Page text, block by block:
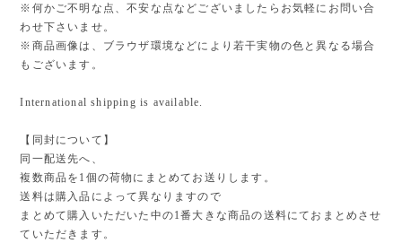
※何かご不明な点、不安な点などございましたらお気軽にお問い合
わせ下さいませ。
※商品画像は、ブラウザ環境などにより若干実物の色と異なる場合
もございます。
International shipping is available.
【同封について】
同一配送先へ、
複数商品を1個の荷物にまとめてお送りします。
送料は購入品によって異なりますので
まとめて購入いただいた中の1番大きな商品の送料にておまとめさせ
ていただきます。